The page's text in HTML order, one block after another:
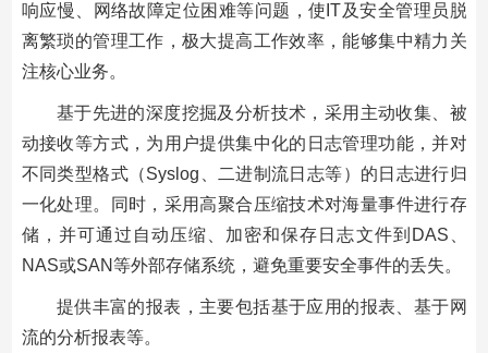
响应慢、网络故障定位困难等问题，使IT及安全管理员脱
离繁琐的管理工作，极大提高工作效率，能够集中精力关
注核心业务。
基于先进的深度挖掘及分析技术，采用主动收集、被
动接收等方式，为用户提供集中化的日志管理功能，并对
不同类型格式（Syslog、二进制流日志等）的日志进行归
一化处理。同时，采用高聚合压缩技术对海量事件进行存
储，并可通过自动压缩、加密和保存日志文件到DAS、
NAS或SAN等外部存储系统，避免重要安全事件的丢失。
提供丰富的报表，主要包括基于应用的报表、基于网
流的分析报表等。